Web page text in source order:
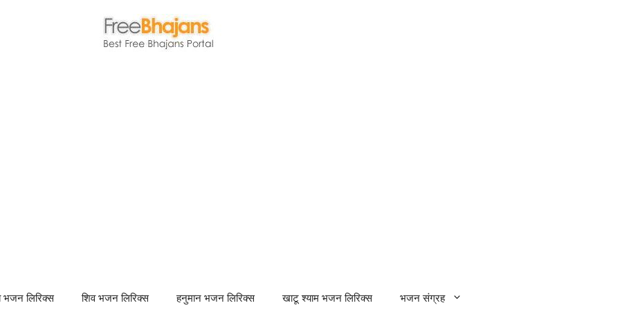
भजन लिरिक्स शिव भजन लिरिक्स हनुमान भजन लिरिक्स खाटू श्याम भजन लिरिक्स भजन संग्रह